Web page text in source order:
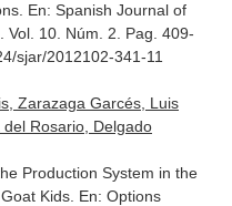
En: Spanish Journal of
Vol. 10. Núm. 2. Pag. 409-
sjar/2012102-341-11
Zarazaga Garcés, Luis
Rosario, Delgado
Production System in the
Kids. En: Options